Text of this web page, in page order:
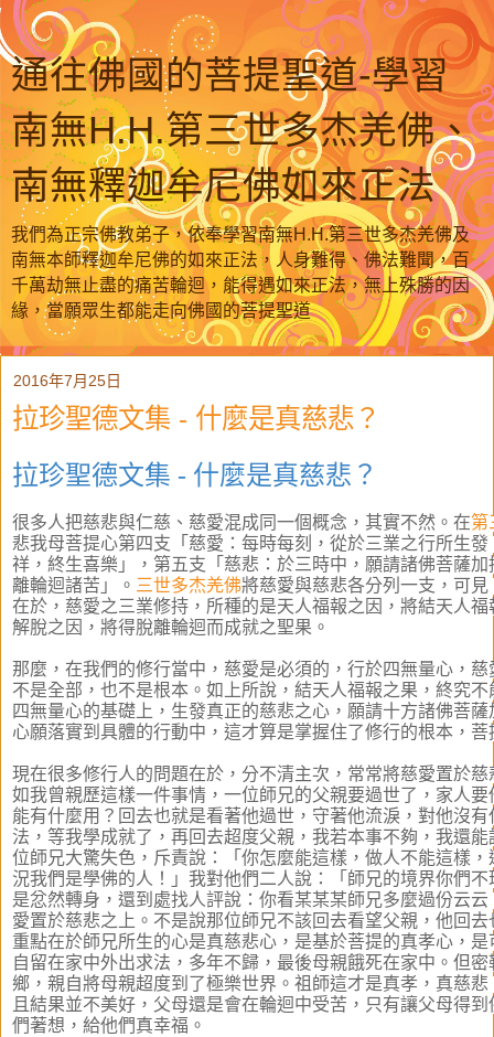
通往佛國的菩提聖道-學習
南無H.H.第三世多杰羌佛、
南無釋迦牟尼佛如來正法
我們為正宗佛教弟子，依奉學習南無H.H.第三世多杰羌佛及
南無本師釋迦牟尼佛的如來正法，人身難得、佛法難聞，百
千萬劫無止盡的痛苦輪迴，能得遇如來正法，無上殊勝的因
緣，當願眾生都能走向佛國的菩提聖道
2016年7月25日
拉珍聖德文集 - 什麼是真慈悲？
拉珍聖德文集 - 什麼是真慈悲？
很多人把慈悲與仁慈、慈愛混成同一個概念，其實不然。在第
悲我母菩提心第四支「慈愛：每時每刻，從於三業之行所生
祥，終生喜樂」，第五支「慈悲：於三時中，願請諸佛菩薩
離輪迴諸苦」。 三世多杰羌佛將慈愛與慈悲各分列一支，可
在於，慈愛之三業修持，所種的是天人福報之因，將結天人
解脫之因，將得脫離輪迴而成就之聖果。
那麼，在我們的修行當中，慈愛是必須的，行於四無量心，
不是全部，也不是根本。如上所說，結天人福報之果，終究
四無量心的基礎上，生發真正的慈悲之心，願請十方諸佛菩
心願落實到具體的行動中，這才算是掌握住了修行的根本，
現在很多修行人的問題在於，分不清主次，常常將慈愛置於
如我曾親歷這樣一件事情，一位師兄的父親要過世了，家人
能有什麼用？回去也就是看著他過世，守著他流淚，對他沒
法，等我學成就了，再回去超度父親，我若本事不夠，我還
位師兄大驚失色，斥責說：「你怎麼能這樣，做人不能這樣
況我們是學佛的人！」我對他們二人說：「師兄的境界你們
是忿然轉身，還到處找人評說：你看某某某師兄多麼過份云
愛置於慈悲之上。不是說那位師兄不該回去看望父親，他回
重點在於師兄所生的心是真慈悲心，是基於菩提的真孝心，
自留在家中外出求法，多年不歸，最後母親餓死在家中。但
鄉，親自將母親超度到了極樂世界。祖師這才是真孝，真慈
且結果並不美好，父母還是會在輪迴中受苦，只有讓父母得
們著想，給他們真幸福。